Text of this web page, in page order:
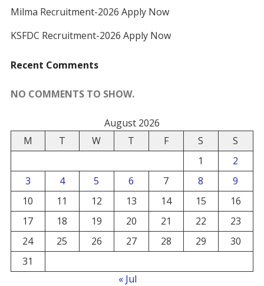
Milma Recruitment-2026 Apply Now
KSFDC Recruitment-2026 Apply Now
Recent Comments
NO COMMENTS TO SHOW.
August 2026
M
T W T F S
S
1
2
3
4 5 6 7 8
9
10
11 12 13 14 15
16
17
18 19 20 21 22
23
24
25 26 27 28 29
30
31
« Jul